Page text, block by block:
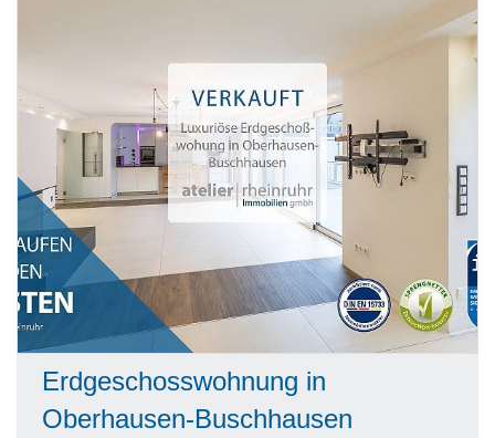
Erdgeschosswohnung in
Oberhausen-Buschhausen